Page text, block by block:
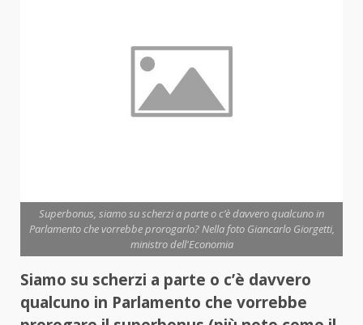
Superbonus, siamo su scherzi a parte o c’è davvero qualcuno in
Parlamento che vorrebbe prorogarlo? Nella foto Giancarlo Giorgetti,
ministro dell'Economia
Siamo su scherzi a parte o c’è davvero
qualcuno in Parlamento che vorrebbe